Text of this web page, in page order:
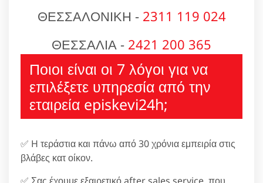
ΘΕΣΣΑΛΟΝΙΚΗ - 2311 119 024
ΘΕΣΣΑΛΙΑ - 2421 200 365
Ποιοι είναι οι 7 λόγοι για να
επιλέξετε υπηρεσία από την
εταιρεία episkevi24h;
✅ H τεράστια και πάνω από 30 χρόνια εμπειρία στις
βλάβες κατ οίκον.